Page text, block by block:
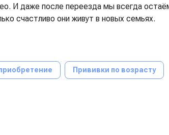
И даже после переезда мы всегда
счастливо они живут в новых семьях.
Прививки по возрасту